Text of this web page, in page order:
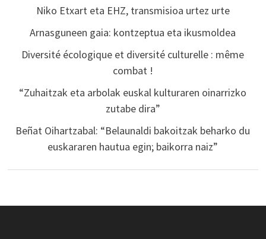
Niko Etxart eta EHZ, transmisioa urtez urte
Arnasguneen gaia: kontzeptua eta ikusmoldea
Diversité écologique et diversité culturelle : même
combat !
“Zuhaitzak eta arbolak euskal kulturaren oinarrizko
zutabe dira”
Beñat Oihartzabal: “Belaunaldi bakoitzak beharko du
euskararen hautua egin; baikorra naiz”